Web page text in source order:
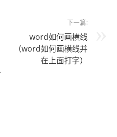
下一篇:
word如何画横线
（word如何画横线并
在上面打字）